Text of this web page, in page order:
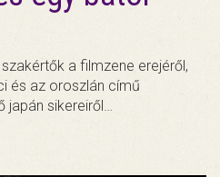
a filmzene erejéről,
és az oroszlán című
sikereiről…